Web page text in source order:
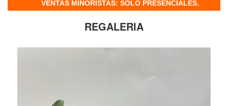
VENTAS MINORISTAS: SOLO PRESENCIALES.
REGALERIA